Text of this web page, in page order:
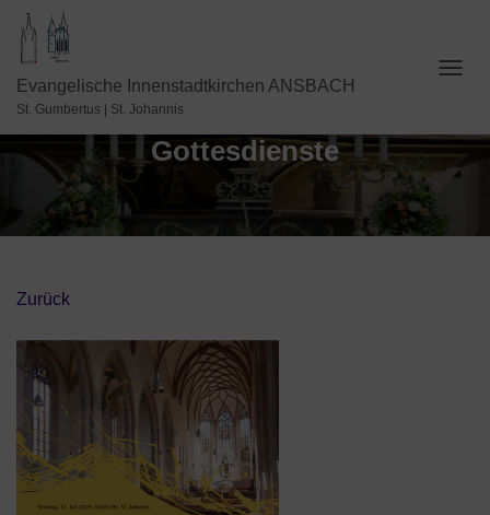
Evangelische Innenstadtkirchen ANSBACH
St. Gumbertus | St. Johannis
I
G
Gottesdienste
Zurück